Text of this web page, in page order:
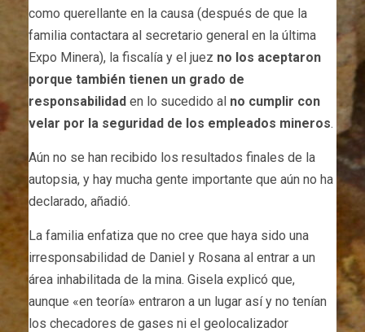
como querellante en la causa (después de que la
familia contactara al secretario general en la última
Expo Minera), la fiscalía y el juez no los aceptaron
porque también tienen un grado de
responsabilidad en lo sucedido al no cumplir con
velar por la seguridad de los empleados mineros.
Aún no se han recibido los resultados finales de la
autopsia, y hay mucha gente importante que aún no ha
declarado, añadió.
La familia enfatiza que no cree que haya sido una
irresponsabilidad de Daniel y Rosana al entrar a un
área inhabilitada de la mina. Gisela explicó que,
aunque «en teoría» entraron a un lugar así y no tenían
los checadores de gases ni el geolocalizador